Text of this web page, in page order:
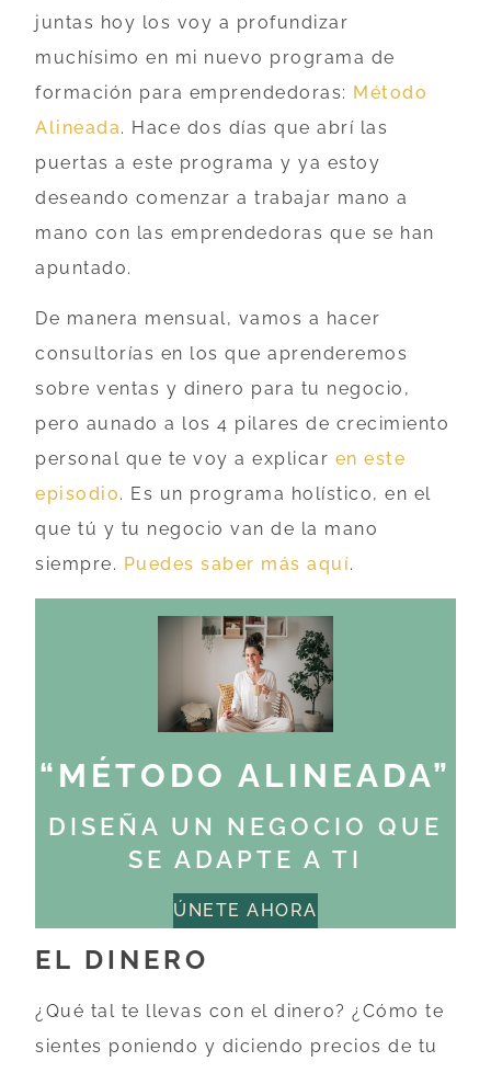
juntas hoy los voy a profundizar
muchísimo en mi nuevo programa de
formación para emprendedoras: Método
Alineada. Hace dos días que abrí las
puertas a este programa y ya estoy
deseando comenzar a trabajar mano a
mano con las emprendedoras que se han
apuntado.
De manera mensual, vamos a hacer
consultorías en los que aprenderemos
sobre ventas y dinero para tu negocio,
pero aunado a los 4 pilares de crecimiento
personal que te voy a explicar en este
episodio. Es un programa holístico, en el
que tú y tu negocio van de la mano
siempre. Puedes saber más aquí.
“MÉTODO ALINEADA”
DISEÑA UN NEGOCIO QUE
SE ADAPTE A TI
ÚNETE AHORA
EL DINERO
¿Qué tal te llevas con el dinero? ¿Cómo te
sientes poniendo y diciendo precios de tu